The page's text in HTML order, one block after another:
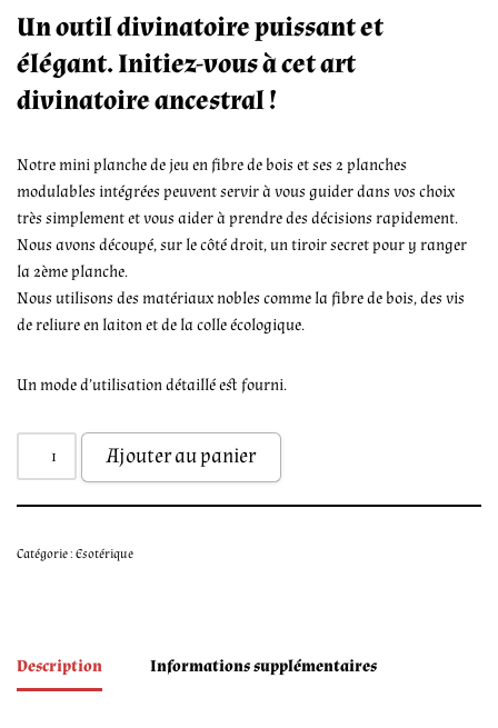
Un outil divinatoire puissant et
élégant.Initiez-vous à cet art
divinatoire ancestral !
Notre mini planche de jeu en fibre de bois et ses 2 planches
modulables intégrées peuvent servir à vous guider dans vos choix
très simplement et vous aider à prendre des décisions rapidement.
Nous avons découpé, sur le côté droit, un tiroir secret pour y ranger
la 2ème planche.
Nous utilisons des matériaux nobles comme la fibre de bois, des vis
de reliure en laiton et de la colle écologique.
Un mode d’utilisation détaillé est fourni.
Ajouter au panier
Catégorie :Esotérique
Description Informations supplémentaires